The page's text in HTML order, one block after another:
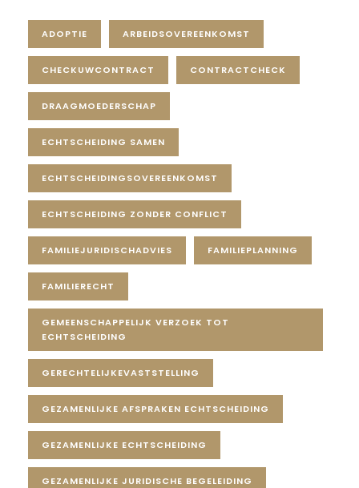
ADOPTIE ARBEIDSOVEREENKOMST
CHECKUWCONTRACT CONTRACTCHECK
DRAAGMOEDERSCHAP
ECHTSCHEIDING SAMEN
ECHTSCHEIDINGSOVEREENKOMST
ECHTSCHEIDING ZONDER CONFLICT
FAMILIEJURIDISCHADVIES FAMILIEPLANNING
FAMILIERECHT
GEMEENSCHAPPELIJK VERZOEK TOT
ECHTSCHEIDING
GERECHTELIJKEVASTSTELLING
GEZAMENLIJKE AFSPRAKEN ECHTSCHEIDING
GEZAMENLIJKE ECHTSCHEIDING
GEZAMENLIJKE JURIDISCHE BEGELEIDING